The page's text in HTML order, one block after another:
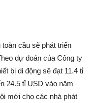
cầu sẽ phát triển
dự đoán của Công ty
bị di động sẽ đạt 11.4 tỉ
24.5 tỉ USD vào năm
mới cho các nhà phát